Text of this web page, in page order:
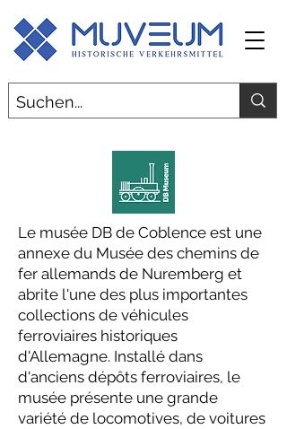
Le musée DB de Coblence est une
annexe du Musée des chemins de
fer allemands de Nuremberg et
abrite l'une des plus importantes
collections de véhicules
ferroviaires historiques
d'Allemagne. Installé dans
d'anciens dépôts ferroviaires, le
musée présente une grande
variété de locomotives, de voitures